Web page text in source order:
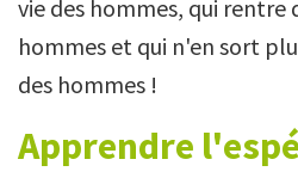
vie des hommes, qui rentre
hommes et qui n'en sort
des hommes !
Apprendre